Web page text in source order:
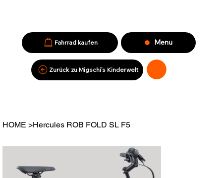
Zurück zu Migschi’s Kinderwelt
Fahrrad kaufen Menu
HOME >Hercules ROB FOLD SL F5